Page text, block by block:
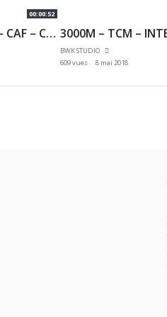
00:00:52
200M – GROUPE B – FINALE 6 – CAF – CHAMPIONNAT 92 & 78 INDOOR 02/12/2018 – EAUBONNE
BWK STUDIO
609 vues
8 mai 2018